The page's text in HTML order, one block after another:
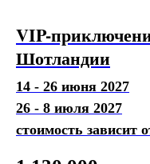
VIP-
Шотландии
14 - 26 июня 2027
26 - 8 июля 2027
стоимость зависит